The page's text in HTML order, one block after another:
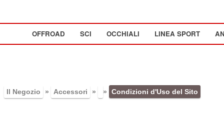
OFFROAD SCI OCCHIALI LINEA SPORT
Il Negozio » Accessori » » Condizioni d'Uso del Sito